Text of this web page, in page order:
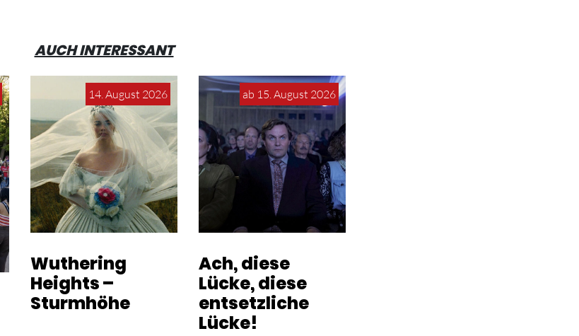
AUCH INTERESSANT
14. August 2026
Wuthering
Heights –
Sturmhöhe
ab 15. August 2026
Ach, diese
Lücke, diese
entsetzliche
Lücke!